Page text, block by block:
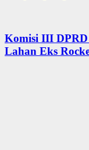
Komisi III DPRD
Lahan Eks